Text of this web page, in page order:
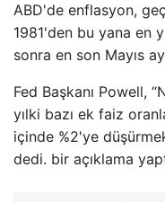
ABD'de enflasyon,
1981'den bu yana en
sonra en son Mayıs
Fed Başkanı Powell,
yılki bazı ek faiz
içinde %2'ye
dedi. bir açıklama